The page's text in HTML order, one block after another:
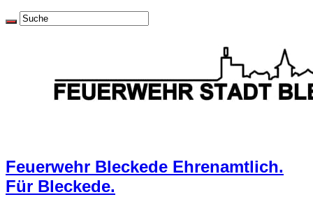
Feuerwehr Bleckede Ehrenamtlich.
Für Bleckede.